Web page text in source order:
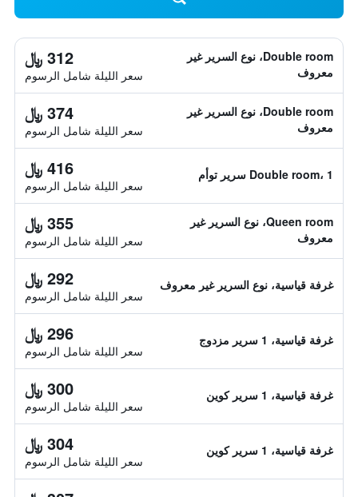
Double room، نوع السرير غير
معروف
312 ﷼
سعر الليلة شامل الرسوم
Double room، نوع السرير غير
معروف
374 ﷼
سعر الليلة شامل الرسوم
Double room، 1 سرير توأم 416 ﷼
سعر الليلة شامل الرسوم
Queen room، نوع السرير غير
معروف
355 ﷼
سعر الليلة شامل الرسوم
غرفة قياسية، نوع السرير غير معروف 292 ﷼
سعر الليلة شامل الرسوم
غرفة قياسية، 1 سرير مزدوج 296 ﷼
سعر الليلة شامل الرسوم
غرفة قياسية، 1 سرير كوين 300 ﷼
سعر الليلة شامل الرسوم
غرفة قياسية، 1 سرير كوين 304 ﷼
سعر الليلة شامل الرسوم